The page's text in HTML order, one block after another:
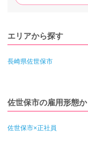
エリアから探す
長崎県佐世保市
佐世保市の雇用形態
佐世保市×正社員